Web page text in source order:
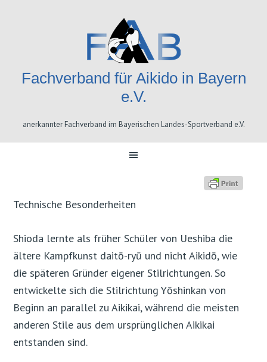
Fachverband für Aikido in Bayern
e.V.
anerkannter Fachverband im Bayerischen Landes-Sportverband e.V.
Technische Besonderheiten
Shioda lernte als früher Schüler von Ueshiba die
ältere Kampfkunst daitō-ryū und nicht Aikidō, wie
die späteren Gründer eigener Stilrichtungen. So
entwickelte sich die Stilrichtung Yōshinkan von
Beginn an parallel zu Aikikai, während die meisten
anderen Stile aus dem ursprünglichen Aikikai
entstanden sind.